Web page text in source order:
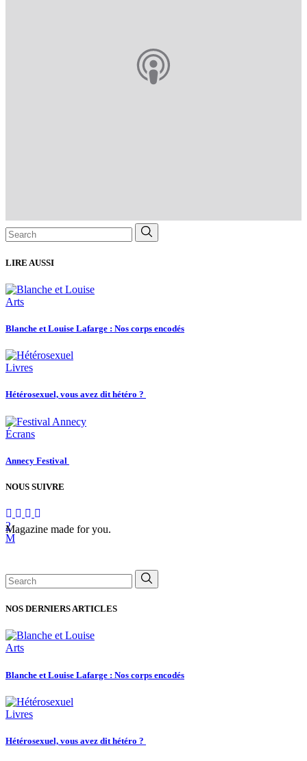
Search
for:
LIRE AUSSI
Arts
Blanche et Louise Lafarge : Nos corps encodés
Livres
Hétérosexuel, vous avez dit hétéro ?
Écrans
Annecy Festival
NOUS SUIVRE
Magazine made for you.
Search
for:
NOS DERNIERS ARTICLES
Arts
Blanche et Louise Lafarge : Nos corps encodés
Livres
Hétérosexuel, vous avez dit hétéro ?